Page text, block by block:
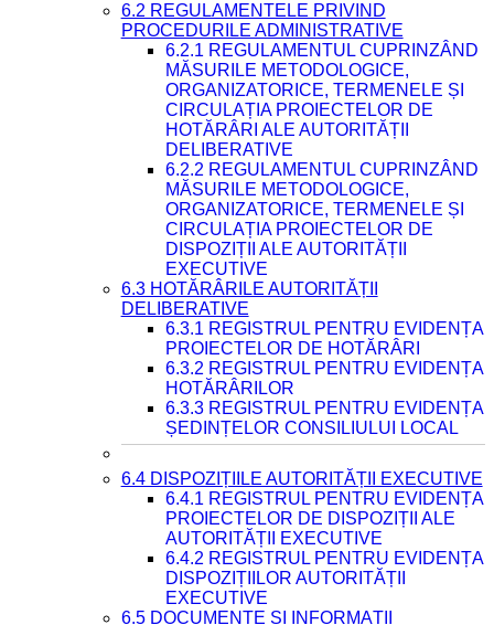
6.2 REGULAMENTELE PRIVIND
PROCEDURILE ADMINISTRATIVE
6.2.1 REGULAMENTUL CUPRINZÂND
MĂSURILE METODOLOGICE,
ORGANIZATORICE, TERMENELE ȘI
CIRCULAȚIA PROIECTELOR DE
HOTĂRÂRI ALE AUTORITĂȚII
DELIBERATIVE
6.2.2 REGULAMENTUL CUPRINZÂND
MĂSURILE METODOLOGICE,
ORGANIZATORICE, TERMENELE ȘI
CIRCULAȚIA PROIECTELOR DE
DISPOZIȚII ALE AUTORITĂȚII
EXECUTIVE
6.3 HOTĂRÂRILE AUTORITĂȚII
DELIBERATIVE
6.3.1 REGISTRUL PENTRU EVIDENȚA
PROIECTELOR DE HOTĂRÂRI
6.3.2 REGISTRUL PENTRU EVIDENȚA
HOTĂRÂRILOR
6.3.3 REGISTRUL PENTRU EVIDENȚA
ȘEDINȚELOR CONSILIULUI LOCAL
6.4 DISPOZIȚIILE AUTORITĂȚII EXECUTIVE
6.4.1 REGISTRUL PENTRU EVIDENȚA
PROIECTELOR DE DISPOZIȚII ALE
AUTORITĂȚII EXECUTIVE
6.4.2 REGISTRUL PENTRU EVIDENȚA
DISPOZIȚIILOR AUTORITĂȚII
EXECUTIVE
6.5 DOCUMENTE ȘI INFORMAȚII